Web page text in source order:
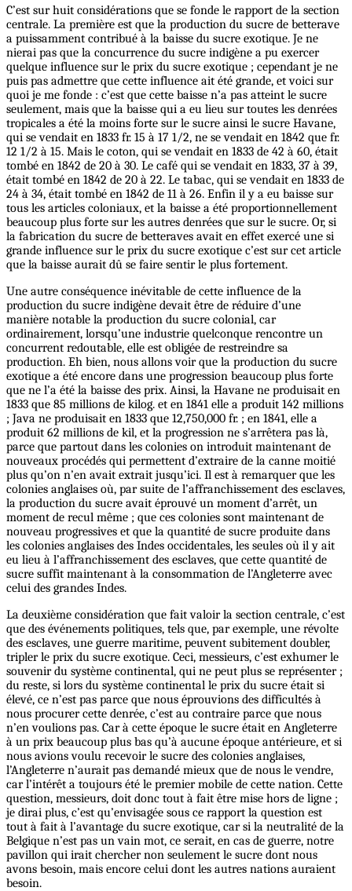
C’est sur huit considérations que se fonde le rapport de la section
centrale. La première est que la production du sucre de betterave
a puissamment contribué à la baisse du sucre exotique. Je ne
nierai pas que la concurrence du sucre indigène a pu exercer
quelque influence sur le prix du sucre exotique ; cependant je ne
puis pas admettre que cette influence ait été grande, et voici sur
quoi je me fonde : c’est que cette baisse n’a pas atteint le sucre
seulement, mais que la baisse qui a eu lieu sur toutes les denrées
tropicales a été la moins forte sur le sucre ainsi le sucre Havane,
qui se vendait en 1833 fr. 15 à 17 1/2, ne se vendait en 1842 que fr.
12 1/2 à 15. Mais le coton, qui se vendait en 1833 de 42 à 60, était
tombé en 1842 de 20 à 30. Le café qui se vendait en 1833, 37 à 39,
était tombé en 1842 de 20 à 22. Le tabac, qui se vendait en 1833 de
24 à 34, était tombé en 1842 de 11 à 26. Enfin il y a eu baisse sur
tous les articles coloniaux, et la baisse a été proportionnellement
beaucoup plus forte sur les autres denrées que sur le sucre. Or, si
la fabrication du sucre de betteraves avait en effet exercé une si
grande influence sur le prix du sucre exotique c’est sur cet article
que la baisse aurait dû se faire sentir le plus fortement.
Une autre conséquence inévitable de cette influence de la
production du sucre indigène devait être de réduire d’une
manière notable la production du sucre colonial, car
ordinairement, lorsqu’une industrie quelconque rencontre un
concurrent redoutable, elle est obligée de restreindre sa
production. Eh bien, nous allons voir que la production du sucre
exotique a été encore dans une progression beaucoup plus forte
que ne l’a été la baisse des prix. Ainsi, la Havane ne produisait en
1833 que 85 millions de kilog. et en 1841 elle a produit 142 millions
; Java ne produisait en 1833 que 12,750,000 fr. ; en 1841, elle a
produit 62 millions de kil, et la progression ne s’arrêtera pas là,
parce que partout dans les colonies on introduit maintenant de
nouveaux procédés qui permettent d’extraire de la canne moitié
plus qu’on n’en avait extrait jusqu’ici. Il est à remarquer que les
colonies anglaises où, par suite de l’affranchissement des esclaves,
la production du sucre avait éprouvé un moment d’arrêt, un
moment de recul même ; que ces colonies sont maintenant de
nouveau progressives et que la quantité de sucre produite dans
les colonies anglaises des Indes occidentales, les seules où il y ait
eu lieu à l’affranchissement des esclaves, que cette quantité de
sucre suffit maintenant à la consommation de l’Angleterre avec
celui des grandes Indes.
La deuxième considération que fait valoir la section centrale, c’est
que des événements politiques, tels que, par exemple, une révolte
des esclaves, une guerre maritime, peuvent subitement doubler,
tripler le prix du sucre exotique. Ceci, messieurs, c’est exhumer le
souvenir du système continental, qui ne peut plus se représenter ;
du reste, si lors du système continental le prix du sucre était si
élevé, ce n’est pas parce que nous éprouvions des difficultés à
nous procurer cette denrée, c’est au contraire parce que nous
n’en voulions pas. Car à cette époque le sucre était en Angleterre
à un prix beaucoup plus bas qu’à aucune époque antérieure, et si
nous avions voulu recevoir le sucre des colonies anglaises,
l’Angleterre n’aurait pas demandé mieux que de nous le vendre,
car l’intérêt a toujours été le premier mobile de cette nation. Cette
question, messieurs, doit donc tout à fait être mise hors de ligne ;
je dirai plus, c’est qu’envisagée sous ce rapport la question est
tout à fait à l’avantage du sucre exotique, car si la neutralité de la
Belgique n’est pas un vain mot, ce serait, en cas de guerre, notre
pavillon qui irait chercher non seulement le sucre dont nous
avons besoin, mais encore celui dont les autres nations auraient
besoin.